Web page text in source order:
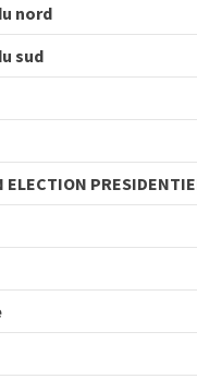
nord
sud
ELECTION